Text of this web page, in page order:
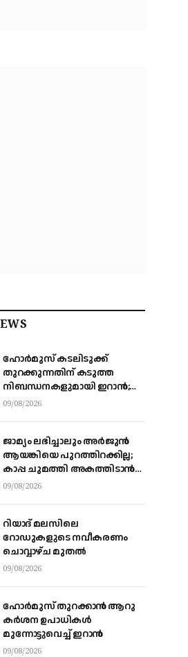
ഹോര്‍മുസ് കടലിടുക്ക്
തുറക്കുന്നതിന് കടുത്ത
നിബന്ധനകളുമായി ഇറാന്‍;
അമേരിക്ക നിലപാട്
09/08/2026
ജാമ്യം ലഭിച്ചാലും അര്‍ജുന്‍
ആയങ്കിയെ പുറത്തിറക്കില്ല;
കാപ്പ ചുമത്തി അകത്തിടാന്‍
നീക്കം
09/08/2026
റിയാദ് മലസിലെ
റോഡുകളുടെ നവീകരണം
ചൊവ്വാഴ്ച മുതല്‍
09/08/2026
ഹോർമുസ് തുറക്കാൻ ആറു
കർശന ഉപാധികൾ
മുന്നോട്ടുവെച്ച് ഇറാൻ
09/08/2026